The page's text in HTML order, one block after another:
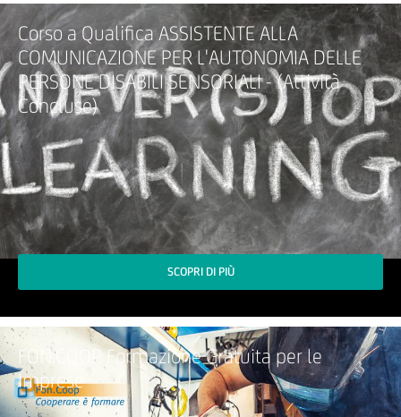
Corso a Qualifica ASSISTENTE ALLA
COMUNICAZIONE PER L'AUTONOMIA DELLE
PERSONE DISABILI SENSORIALI - (Attività
Concluse)
SCOPRI DI PIÙ
FON.COOP. Formazione Gratuita per le
Imprese